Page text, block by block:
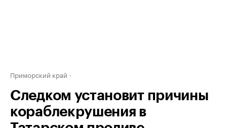
Приморский край
Следком установит причины
кораблекрушения в